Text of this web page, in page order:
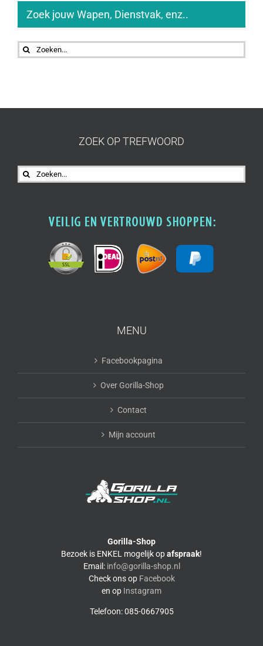
Zoek jouw Wapen, Dienstvak, enz..
Zoeken
naar:
ZOEK OP TREFWOORD
Zoeken
naar:
MENU
Facebookpagina
Over Gorilla-Shop
Contact
Mijn account
Gorilla-Shop
Bezoek is ENKEL mogelijk opafspraak!
Email: info@gorilla-shop.nl
Check ons op Facebook
en op Instagram
Telefoon: 085-0667905